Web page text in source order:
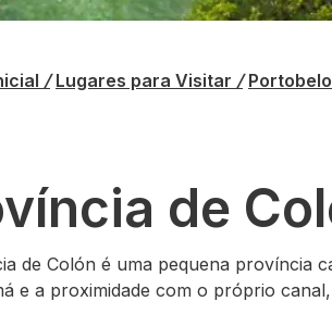
/ Lugares para Visitar / Portobelo
de
de Colón é uma pequena província
e a proximidade com o próprio